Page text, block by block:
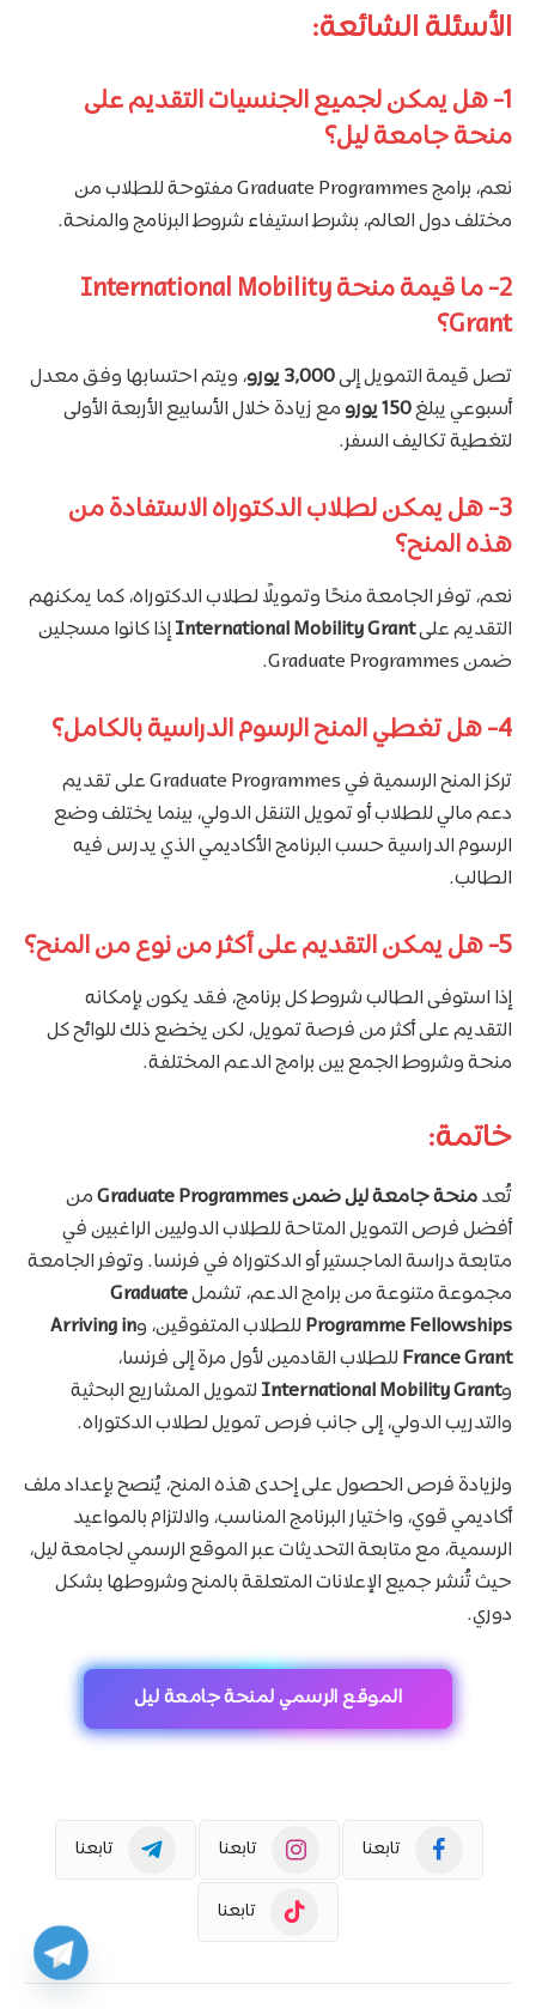
الأسئلة الشائعة:
1- هل يمكن لجميع الجنسيات التقديم على
منحة جامعة ليل؟
نعم، برامج Graduate Programmes مفتوحة للطلاب من
مختلف دول العالم، بشرط استيفاء شروط البرنامج والمنحة.
2- ما قيمة منحة International Mobility
Grant؟
تصل قيمة التمويل إلى3,000 يورو
، ويتم احتسابها وفق معدل
أسبوعي يبلغ150 يورو
مع زيادة خلال الأسابيع الأربعة الأولى
لتغطية تكاليف السفر.
3- هل يمكن لطلاب الدكتوراه الاستفادة من
هذه المنح؟
نعم، توفر الجامعة منحًا وتمويلًا لطلاب الدكتوراه، كما يمكنهم
التقديم علىInternational Mobility Grantإذا كانوا مسجلين
ضمن Graduate Programmes.
4- هل تغطي المنح الرسوم الدراسية بالكامل؟
تركز المنح الرسمية في Graduate Programmes على تقديم
دعم مالي للطلاب أو تمويل التنقل الدولي، بينما يختلف وضع
الرسوم الدراسية حسب البرنامج الأكاديمي الذي يدرس فيه
الطالب.
5- هل يمكن التقديم على أكثر من نوع من المنح؟
إذا استوفى الطالب شروط كل برنامج، فقد يكون بإمكانه
التقديم على أكثر من فرصة تمويل، لكن يخضع ذلك للوائح كل
منحة وشروط الجمع بين برامج الدعم المختلفة.
خاتمة:
تُعدمنحة جامعة ليل ضمن Graduate Programmes
من
أفضل فرص التمويل المتاحة للطلاب الدوليين الراغبين في
متابعة دراسة الماجستير أو الدكتوراه في فرنسا. وتوفر الجامعة
مجموعة متنوعة من برامج الدعم، تشملGraduate
Programme Fellowships للطلاب المتفوقين، وArriving in
France Grant للطلاب القادمين لأول مرة إلى فرنسا،
وInternational Mobility Grant لتمويل المشاريع البحثية
والتدريب الدولي، إلى جانب فرص تمويل لطلاب الدكتوراه.
ولزيادة فرص الحصول على إحدى هذه المنح، يُنصح بإعداد ملف
أكاديمي قوي، واختيار البرنامج المناسب، والالتزام بالمواعيد
الرسمية، مع متابعة التحديثات عبر الموقع الرسمي لجامعة ليل،
حيث تُنشر جميع الإعلانات المتعلقة بالمنح وشروطها بشكل
دوري.
الموقع الرسمي لمنحة جامعة ليل
تابعنا تابعنا تابعنا
تابعنا